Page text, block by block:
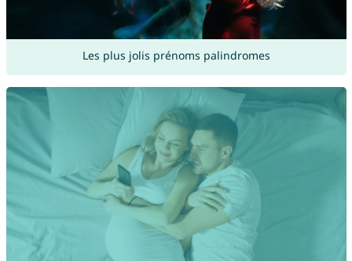
Les plus jolis prénoms palindromes